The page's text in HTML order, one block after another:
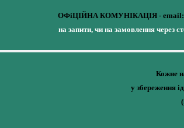
ОФіЦІЙНА КОМУНІКАЦІЯ - email:
на запити, чи на замовлення через
Кожне
у збереження